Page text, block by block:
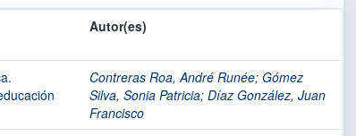
Autor(es)
Contreras Roa, André Runée; Gómez
Silva, Sonia Patricia; Díaz González, Juan
Francisco